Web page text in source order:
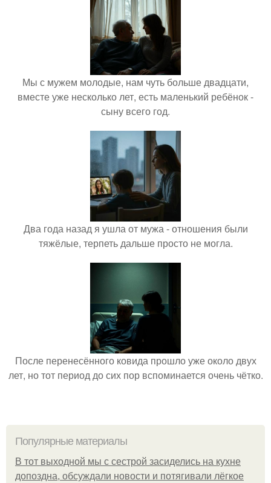
Мы с мужем молодые, нам чуть больше двадцати,
вместе уже несколько лет, есть маленький ребёнок -
сыну всего год.
Два года назад я ушла от мужа - отношения были
тяжёлые, терпеть дальше просто не могла.
После перенесённого ковида прошло уже около двух
лет, но тот период до сих пор вспоминается очень чётко.
Популярные материалы
В тот выходной мы с сестрой засиделись на кухне
допоздна, обсуждали новости и потягивали лёгкое